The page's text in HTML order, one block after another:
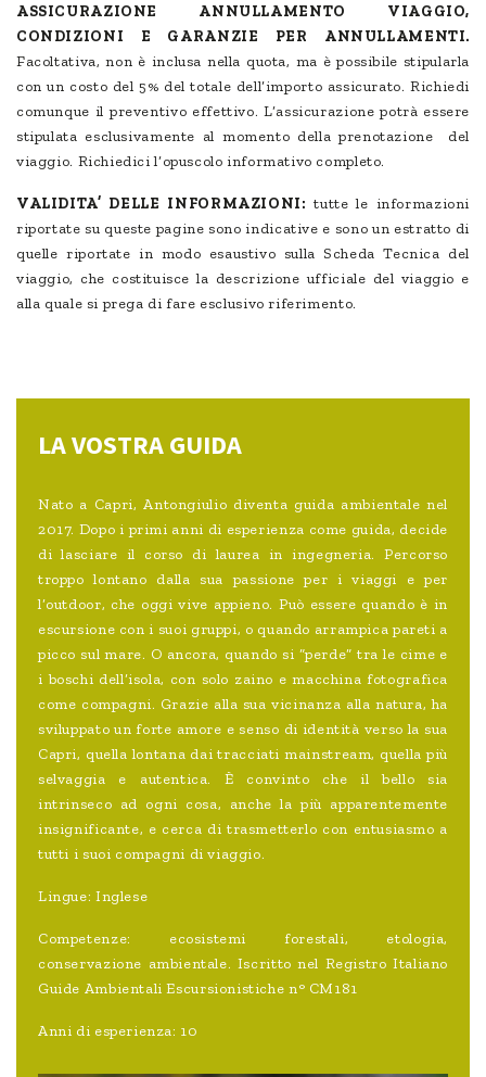
ASSICURAZIONE ANNULLAMENTO VIAGGIO,
CONDIZIONI E GARANZIE PER ANNULLAMENTI.
Facoltativa, non è inclusa nella quota, ma è possibile stipularla
con un costo del 5% del totale dell’importo assicurato. Richiedi
comunque il preventivo effettivo. L’assicurazione potrà essere
stipulata esclusivamente al momento della prenotazione del
viaggio. Richiedici l’opuscolo informativo completo.
VALIDITA’ DELLE INFORMAZIONI: tutte le informazioni
riportate su queste pagine sono indicative e sono un estratto di
quelle riportate in modo esaustivo sulla Scheda Tecnica del
viaggio, che costituisce la descrizione ufficiale del viaggio e
alla quale si prega di fare esclusivo riferimento.
LA VOSTRA GUIDA
Nato a Capri, Antongiulio diventa guida ambientale nel
2017. Dopo i primi anni di esperienza come guida, decide
di lasciare il corso di laurea in ingegneria. Percorso
troppo lontano dalla sua passione per i viaggi e per
l’outdoor, che oggi vive appieno. Può essere quando è in
escursione con i suoi gruppi, o quando arrampica pareti a
picco sul mare. O ancora, quando si “perde” tra le cime e
i boschi dell’isola, con solo zaino e macchina fotografica
come compagni. Grazie alla sua vicinanza alla natura, ha
sviluppato un forte amore e senso di identità verso la sua
Capri, quella lontana dai tracciati mainstream, quella più
selvaggia e autentica. È convinto che il bello sia
intrinseco ad ogni cosa, anche la più apparentemente
insignificante, e cerca di trasmetterlo con entusiasmo a
tutti i suoi compagni di viaggio.
Lingue: Inglese
Competenze: ecosistemi forestali, etologia,
conservazione ambientale. Iscritto nel Registro Italiano
Guide Ambientali Escursionistiche n° CM181
Anni di esperienza: 10